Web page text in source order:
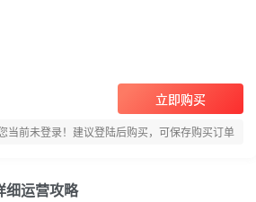
立即购买
当前未登录！建议登陆后购买，可保存购买订单
细运营攻略